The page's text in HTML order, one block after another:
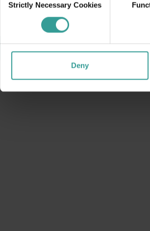
Selection
Strictly Necessary Cookies
Deny
Bunga - bunga liar Terbaik di Selatan
terdiri dari 15 persen dari luas
ke Esperance
dari Perth ke Esperance ini